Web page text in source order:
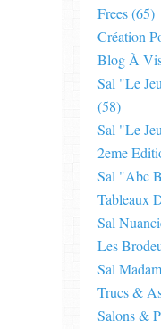
Frees(65)
Création
Blog À
Sal "le
(58)
Sal "le
2eme
Sal "abc
Tableaux
Sal
Les
Sal
Trucs &
Salons &